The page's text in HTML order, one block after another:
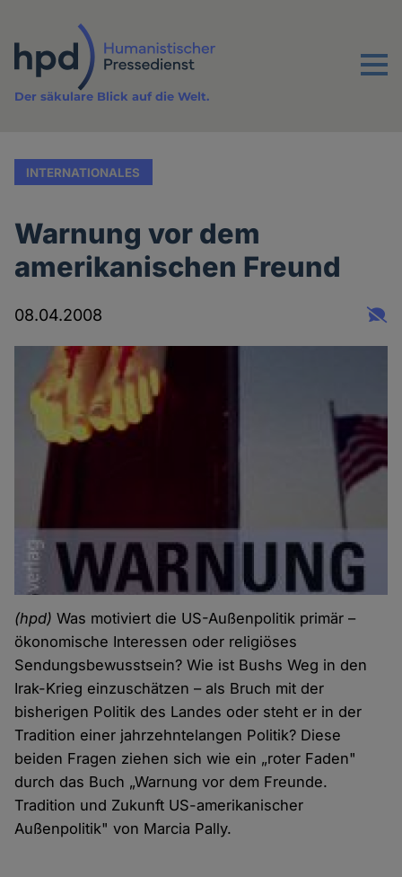
Inhalt
Menu
Der säkulare Blick auf die Welt.
INTERNATIONALES
Warnung vor dem
amerikanischen Freund
08.04.2008
(hpd) Was motiviert die US-Außenpolitik primär –
ökonomische Interessen oder religiöses
Sendungsbewusstsein? Wie ist Bushs Weg in den
Irak-Krieg einzuschätzen – als Bruch mit der
bisherigen Politik des Landes oder steht er in der
Tradition einer jahrzehntelangen Politik? Diese
beiden Fragen ziehen sich wie ein „roter Faden"
durch das Buch „Warnung vor dem Freunde.
Tradition und Zukunft US-amerikanischer
Außenpolitik" von Marcia Pally.